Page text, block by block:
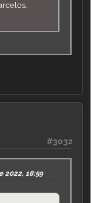
#3032
2022, 18:59